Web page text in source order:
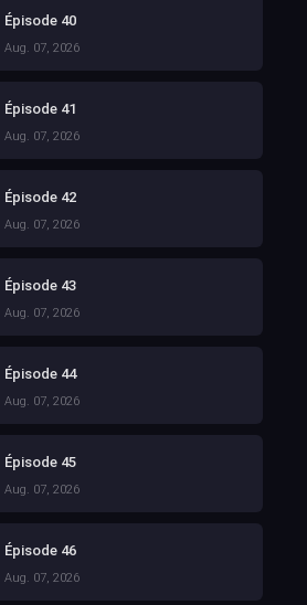
Épisode 40
Aug. 07, 2026
Épisode 41
Aug. 07, 2026
Épisode 42
Aug. 07, 2026
Épisode 43
Aug. 07, 2026
Épisode 44
Aug. 07, 2026
Épisode 45
Aug. 07, 2026
Épisode 46
Aug. 07, 2026